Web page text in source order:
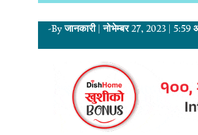
-Byजानकारी | नोभेम्बर 27, 2023 | 5:59